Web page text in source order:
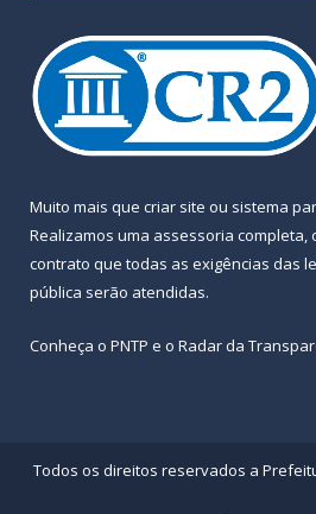
Muito mais que criar site ou sistema
Realizamos uma assessoria completa,
contrato que todas as exigências das
pública serão atendidas.
Conheça o PNTP e o Radar da
Todos os direitos reservados a